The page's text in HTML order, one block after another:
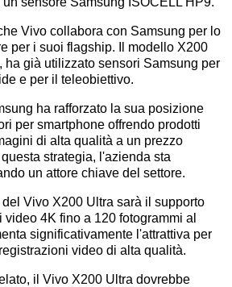
Vivo collabora con Samsung per lo
per i suoi flagship. Il modello X200
ha già utilizzato sensori Samsung per
e per il teleobiettivo.
ha rafforzato la sua posizione
per smartphone offrendo prodotti
di alta qualità a un prezzo
strategia, l'azienda sta
un attore chiave del settore.
Vivo X200 Ultra sarà il supporto
4K fino a 120 fotogrammi al
significativamente l'attrattiva per
video di alta qualità.
il Vivo X200 Ultra dovrebbe